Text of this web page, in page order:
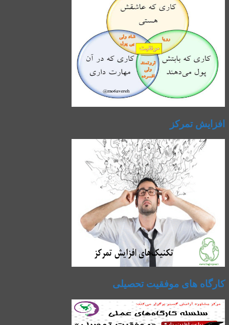
افزایش تمرکز
کارگاه های موفقیت تحصیلی